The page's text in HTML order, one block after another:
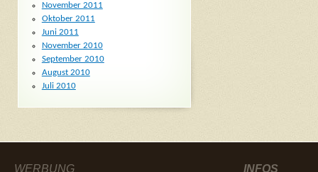
November 2011
Oktober 2011
Juni 2011
November 2010
September 2010
August 2010
Juli 2010
WERBUNG INFOS